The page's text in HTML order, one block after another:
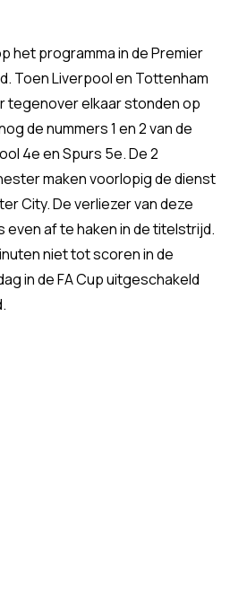
het programma in de Premier
Toen Liverpool en Tottenham
tegenover elkaar stonden op
de nummers 1 en 2 van de
4e en Spurs 5e. De 2
maken voorlopig de dienst
City. De verliezer van deze
af te haken in de titelstrijd.
niet tot scoren in de
in de FA Cup uitgeschakeld